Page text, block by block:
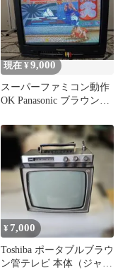
現在 ¥9,000
スーパーファミコン動作
OK Panasonic ブラウン管
¥ 7,000
Toshiba ポータブルブラウ
ン管テレビ 本体（ジャン